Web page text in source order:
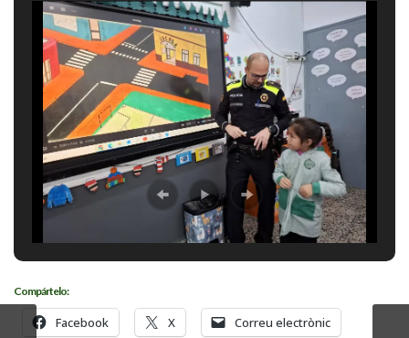
Compártelo:
Facebook X Correu electrònic